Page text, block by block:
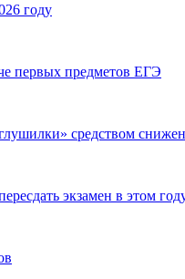
году
первых предметов ЕГЭ
средством
экзамен в этом